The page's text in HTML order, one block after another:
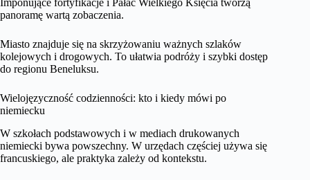
Imponujące fortyfikacje i Pałac Wielkiego Księcia tworzą
panoramę wartą zobaczenia.
Miasto znajduje się na skrzyżowaniu ważnych szlaków
kolejowych i drogowych. To ułatwia podróży i szybki dostęp
do regionu Beneluksu.
Wielojęzyczność codzienności: kto i kiedy mówi po
niemiecku
W szkołach podstawowych i w mediach drukowanych
niemiecki bywa powszechny. W urzędach częściej używa się
francuskiego, ale praktyka zależy od kontekstu.